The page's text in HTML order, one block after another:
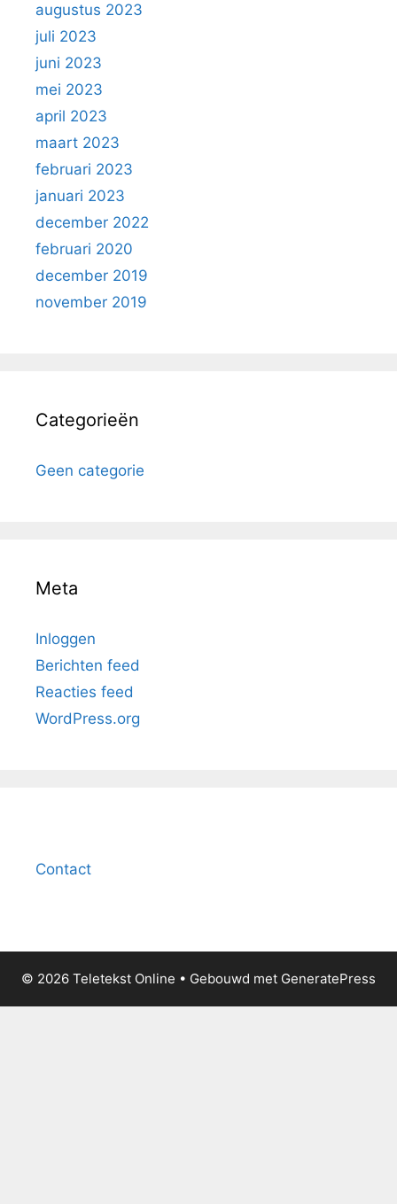
augustus 2023
juli 2023
juni 2023
mei 2023
april 2023
maart 2023
februari 2023
januari 2023
december 2022
februari 2020
december 2019
november 2019
Categorieën
Geen categorie
Meta
Inloggen
Berichten feed
Reacties feed
WordPress.org
Contact
© 2026 Teletekst Online • Gebouwd met GeneratePress